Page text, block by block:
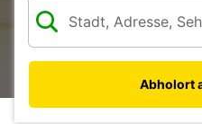
Abholort